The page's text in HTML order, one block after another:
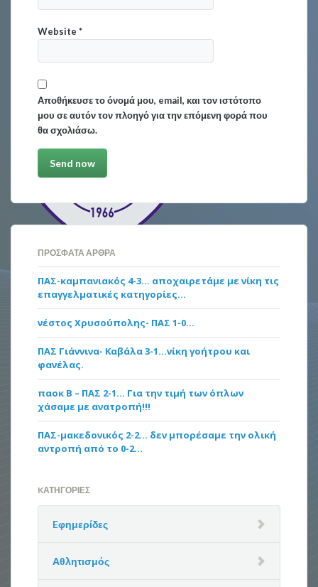
Website*
Αποθήκευσε το όνομά μου, email, και τον ιστότοπο
μου σε αυτόν τον πλοηγό για την επόμενη φορά που
θα σχολιάσω.
ΠΡΌΣΦΑΤΑ ΆΡΘΡΑ
ΠΑΣ-καμπανιακός 4-3… αποχαιρετάμε με νίκη τις
επαγγελματικές κατηγορίες…
νέστος Χρυσούπολης- ΠΑΣ 1-0…
ΠΑΣ Γιάννινα- Καβάλα 3-1…νίκη γοήτρου και
φανέλας.
παοκ Β – ΠΑΣ 2-1… Για την τιμή των όπλων
χάσαμε με ανατροπή!!!
ΠΑΣ-μακεδονικός 2-2… δεν μπορέσαμε την ολική
αντροπή από το 0-2…
KΑΤΗΓΟΡΊΕΣ
Eφημερίδες
Αθλητισμός